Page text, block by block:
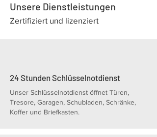
Unsere Dienstleistungen
Zertifiziert und lizenziert
24 Stunden Schlüsselnotdienst
Unser Schlüsselnotdienst öffnet Türen,
Tresore, Garagen, Schubladen, Schränke,
Koffer und Briefkasten.